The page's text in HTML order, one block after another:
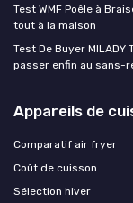
Test WMF Poêle à
tout à la maison
Test De Buyer
passer enfin au sans-
Appareils de
Comparatif air fryer
Coût de cuisson
Sélection hiver